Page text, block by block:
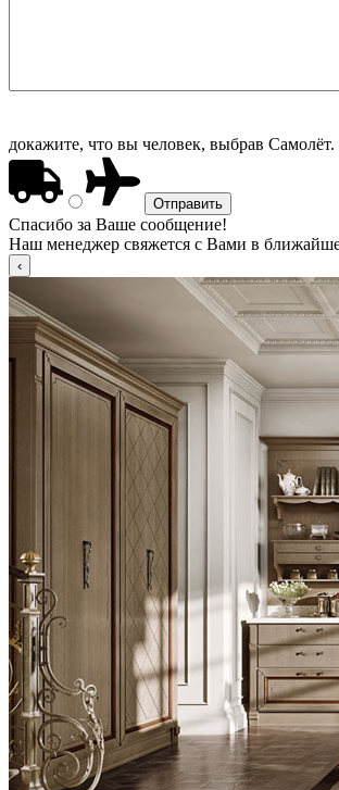
докажите, что вы человек, выбрав Самолёт.
Спасибо за Ваше сообщение!
Наш менеджер свяжется с Вами в